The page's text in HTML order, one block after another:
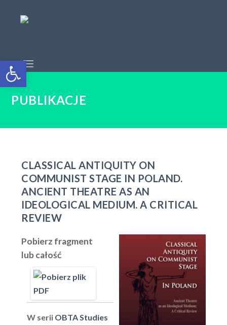
Open toolbar
PUBLIKACJE
CLASSICAL ANTIQUITY ON
COMMUNIST STAGE IN POLAND.
ANCIENT THEATRE AS AN
IDEOLOGICAL MEDIUM. A CRITICAL
REVIEW
Pobierz fragment
lub całość
W serii OBTA Studies